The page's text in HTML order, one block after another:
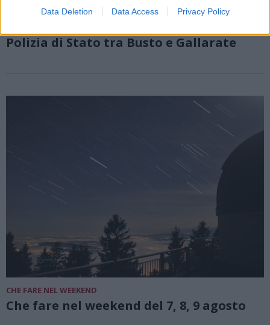
Data Deletion Data Access Privacy Policy
BUSTO ARSIZIO/GALLARATE
Polizia di Stato tra Busto e Gallarate
CHE FARE NEL WEEKEND
Che fare nel weekend del 7, 8, 9 agosto